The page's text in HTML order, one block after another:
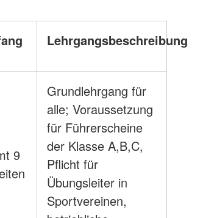
Lehrgangsbeschreibung
9
Grundlehrgang für
alle; Voraussetzung
für Führerscheine
der Klasse A,B,C,
Pflicht für
Übungsleiter in
Sportvereinen,